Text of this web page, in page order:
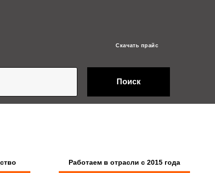
Поиск
Работаем в отрасли с 2015 года